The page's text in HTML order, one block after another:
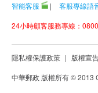
智能客服
| 客服專線語
24小時顧客服務專線：
隱私權保護政策 | 版權宣
中華郵政 版權所有 ©